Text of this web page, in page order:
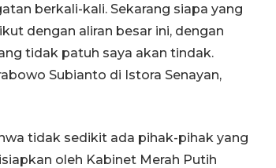
berkali-kali. Sekarang siapa yang
dengan aliran besar ini, dengan
tidak patuh saya akan tindak.
Subianto di Istora Senayan,
tidak sedikit ada pihak-pihak yang
oleh Kabinet Merah Putih